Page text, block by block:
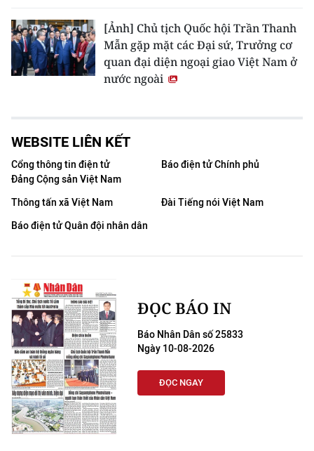
[Ảnh] Chủ tịch Quốc hội Trần Thanh
Mẫn gặp mặt các Đại sứ, Trưởng cơ
quan đại diện ngoại giao Việt Nam ở
nước ngoài
WEBSITE LIÊN KẾT
Cổng thông tin điện tử
Đảng Cộng sản Việt Nam
Báo điện tử Chính phủ
Thông tấn xã Việt Nam
Đài Tiếng nói Việt Nam
Báo điện tử Quân đội nhân dân
ĐỌC BÁO IN
Báo Nhân Dân số 25833
Ngày 10-08-2026
ĐỌC NGAY